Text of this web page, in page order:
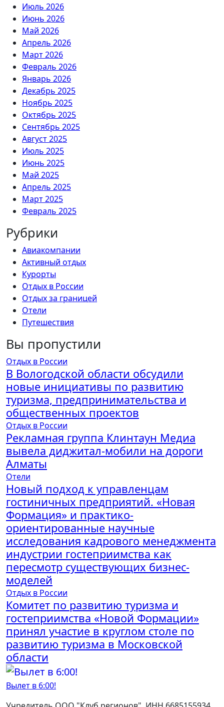
Июль 2026
Июнь 2026
Май 2026
Апрель 2026
Март 2026
Февраль 2026
Январь 2026
Декабрь 2025
Ноябрь 2025
Октябрь 2025
Сентябрь 2025
Август 2025
Июль 2025
Июнь 2025
Май 2025
Апрель 2025
Март 2025
Февраль 2025
Рубрики
Авиакомпании
Активный отдых
Курорты
Отдых в России
Отдых за границей
Отели
Путешествия
Вы пропустили
Отдых в России
В Вологодской области обсудили
новые инициативы по развитию
туризма, предпринимательства и
общественных проектов
Отдых в России
Рекламная группа Клинтаун Медиа
вывела диджитал-мобили на дороги
Алматы
Отели
Новый подход к управленцам
гостиничных предприятий. «Новая
Формация» и практико-
ориентированные научные
исследования кадрового менеджмента
индустрии гостеприимства как
пересмотр существующих бизнес-
моделей
Отдых в России
Комитет по развитию туризма и
гостеприимства «Новой Формации»
принял участие в круглом столе по
развитию туризма в Московской
области
Вылет в 6:00!